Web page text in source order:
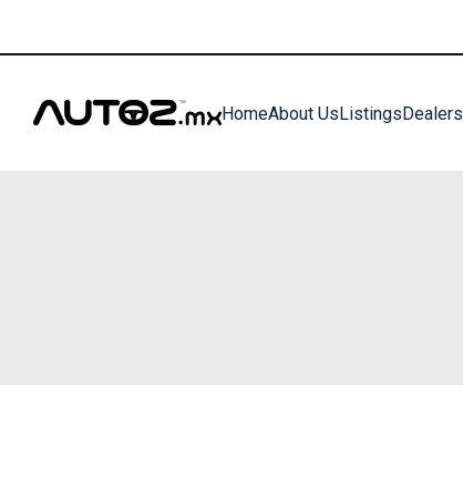
HomeAbout UsListingsDealers